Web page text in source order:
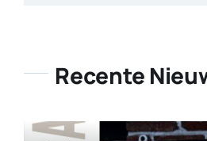
Recente